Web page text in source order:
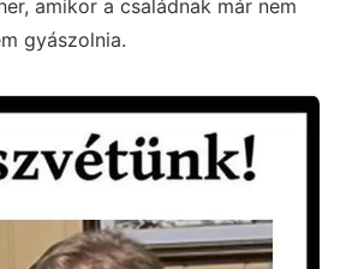
amikor a családnak már nem
gyászolnia.